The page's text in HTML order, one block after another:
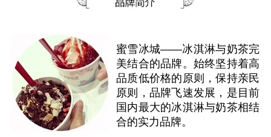
蜜雪冰城——冰淇淋与奶茶完
美结合的品牌。始终坚持着高
品质低价格的原则，保持亲民
原则，品牌飞速发展，是目前
国内最大的冰淇淋与奶茶相结
合的实力品牌。